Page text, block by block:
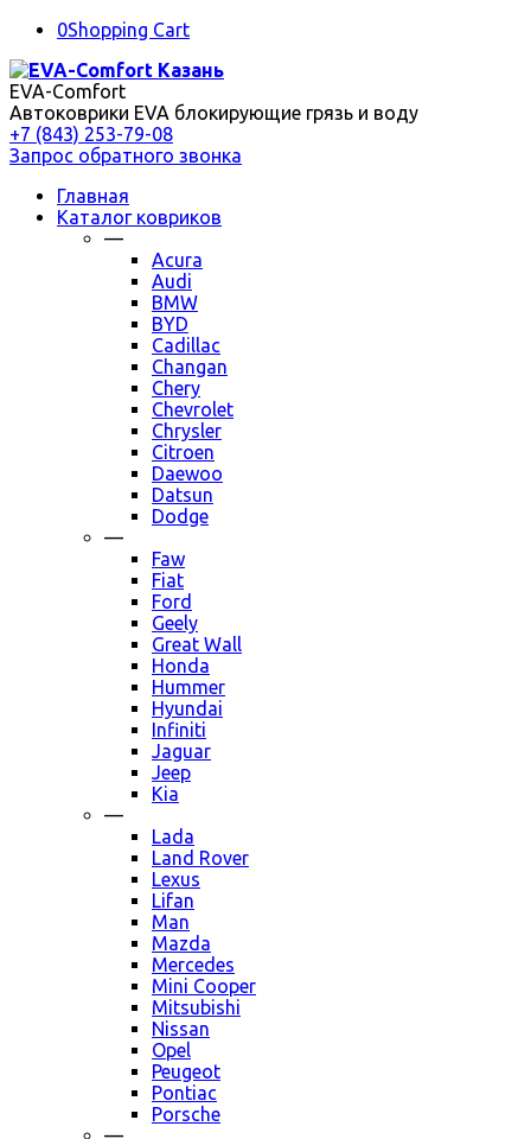
0Shopping Cart
EVA-Comfort
Автоковрики EVA блокирующие грязь и воду
+7 (843) 253-79-08
Запрос обратного звонка
Главная
Каталог ковриков
—
Acura
Audi
BMW
BYD
Cadillac
Changan
Chery
Chevrolet
Chrysler
Citroen
Daewoo
Datsun
Dodge
—
Faw
Fiat
Ford
Geely
Great Wall
Honda
Hummer
Hyundai
Infiniti
Jaguar
Jeep
Kia
—
Lada
Land Rover
Lexus
Lifan
Man
Mazda
Mercedes
Mini Cooper
Mitsubishi
Nissan
Opel
Peugeot
Pontiac
Porsche